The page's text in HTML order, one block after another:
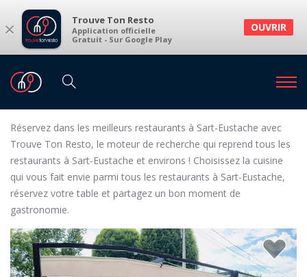
× Trouve Ton Resto
Application officielle
Gratuit - Sur Google Play
OUVRIR
Restaurants
Restaurants à Sart-Eustache et environs
Réservez dans les meilleurs restaurants à Sart-Eustache avec
Trouve Ton Resto, le moteur de recherche qui reprend tous les
restaurants à Sart-Eustache et environs ! Choisissez la cuisine
qui vous fait envie parmi tous les restaurants à Sart-Eustache,
réservez votre table et partagez un bon moment de
gastronomie.